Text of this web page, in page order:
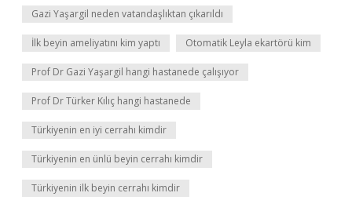
Gazi Yaşargil neden vatandaşlıktan çıkarıldı
İlk beyin ameliyatını kim yaptı Otomatik Leyla ekartörü kim
Prof Dr Gazi Yaşargil hangi hastanede çalışıyor
Prof Dr Türker Kılıç hangi hastanede
Türkiyenin en iyi cerrahı kimdir
Türkiyenin en ünlü beyin cerrahı kimdir
Türkiyenin ilk beyin cerrahı kimdir